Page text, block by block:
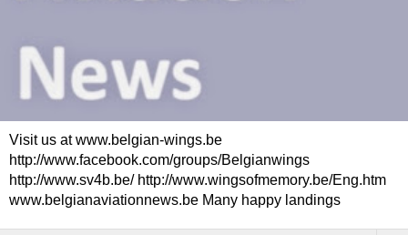
Visit us at www.belgian-wings.be
http://www.facebook.com/groups/Belgianwings
http://www.sv4b.be/ http://www.wingsofmemory.be/Eng.htm
www.belgianaviationnews.be Many happy landings